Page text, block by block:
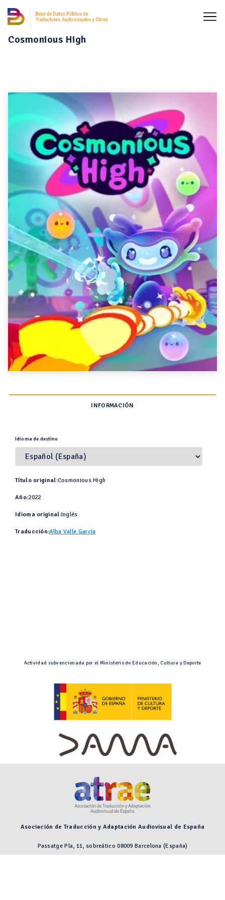
Cosmonious High
INFORMACIÓN
Idioma de destino
Título original:Cosmonious High
Año:2022
Idioma original:Inglés
Traducción:Alba Valle García
Actividad subvencionada por el Ministerio de Educación, Cultura y Deporte
Asociación de Traducción y Adaptación Audiovisual de España
Passatge Pla, 11, sobreático 08009 Barcelona (España)